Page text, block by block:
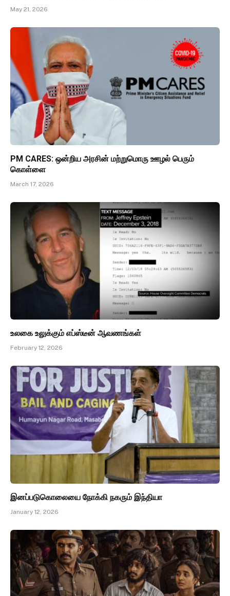
May 21, 2026
PM CARES: ஒன்றிய அரசின் மற்றுமொரு ஊழல் பெரும்
கொள்ளை
March 17, 2026
உலகை உலுக்கும் எப்ஸ்டீன் ஆவணங்கள்
February 12, 2026
இனப்படுகொலையை நோக்கி நகரும் இந்தியா
January 12, 2026